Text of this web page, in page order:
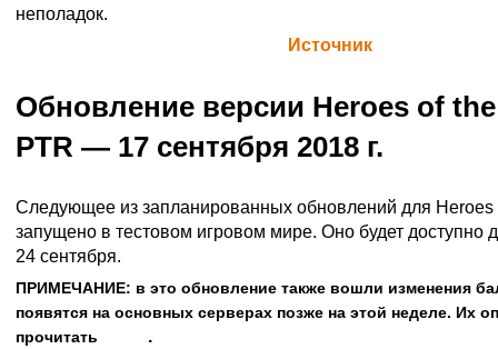
неполадок.
Источник
Обновление версии Heroes of
PTR — 17 сентября 2018 г.
Следующее из запланированных обновлений для Heroes
запущено в тестовом игровом мире. Оно будет доступно
24 сентября.
ПРИМЕЧАНИЕ: в это обновление также вошли изменения
появятся на основных серверах позже на этой неделе. Их
прочитать
.